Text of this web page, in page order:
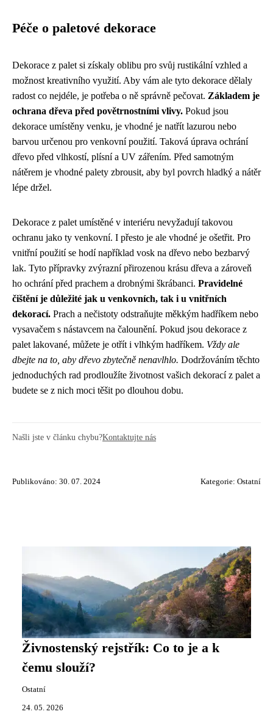
Péče o paletové dekorace
Dekorace z palet si získaly oblibu pro svůj rustikální vzhled a
možnost kreativního využití. Aby vám ale tyto dekorace dělaly
radost co nejdéle, je potřeba o ně správně pečovat. Základem je
ochrana dřeva před povětrnostními vlivy. Pokud jsou
dekorace umístěny venku, je vhodné je natřít lazurou nebo
barvou určenou pro venkovní použití. Taková úprava ochrání
dřevo před vlhkostí, plísní a UV zářením. Před samotným
nátěrem je vhodné palety zbrousit, aby byl povrch hladký a nátěr
lépe držel.
Dekorace z palet umístěné v interiéru nevyžadují takovou
ochranu jako ty venkovní. I přesto je ale vhodné je ošetřit. Pro
vnitřní použití se hodí například vosk na dřevo nebo bezbarvý
lak. Tyto přípravky zvýrazní přirozenou krásu dřeva a zároveň
ho ochrání před prachem a drobnými škrábanci. Pravidelné
čištění je důležité jak u venkovních, tak i u vnitřních
dekorací. Prach a nečistoty odstraňujte měkkým hadříkem nebo
vysavačem s nástavcem na čalounění. Pokud jsou dekorace z
palet lakované, můžete je otřít i vlhkým hadříkem. Vždy ale
dbejte na to, aby dřevo zbytečně nenavlhlo. Dodržováním těchto
jednoduchých rad prodloužíte životnost vašich dekorací z palet a
budete se z nich moci těšit po dlouhou dobu.
Našli jste v článku chybu?Kontaktujte nás
Publikováno: 30. 07. 2024 Kategorie: Ostatní
Živnostenský rejstřík: Co to je a k
čemu slouží?
Ostatní
24. 05. 2026